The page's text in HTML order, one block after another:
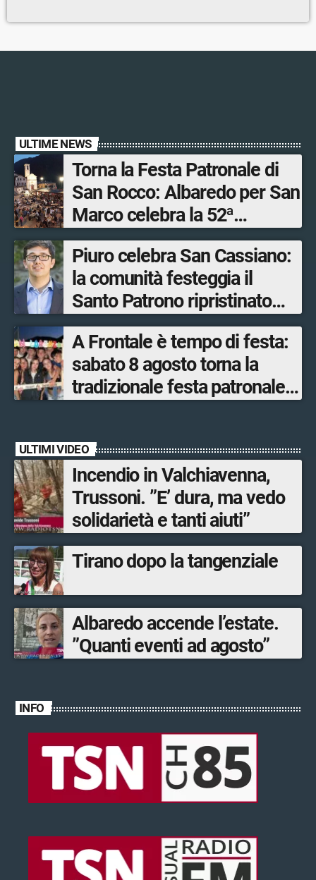
ULTIME NEWS
Torna la Festa Patronale di
San Rocco: Albaredo per San
Marco celebra la 52ª
edizione della sua
manifestazione più sentita
Piuro celebra San Cassiano:
la comunità festeggia il
Santo Patrono ripristinato
dopo quattro secoli
A Frontale è tempo di festa:
sabato 8 agosto torna la
tradizionale festa patronale
musica dal vivo
ULTIMI VIDEO
Incendio in Valchiavenna,
Trussoni. ”E’ dura, ma vedo
solidarietà e tanti aiuti”
Tirano dopo la tangenziale
Albaredo accende l’estate.
”Quanti eventi ad agosto”
INFO